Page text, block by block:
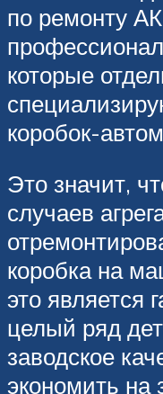
по ремонту
которые
коробок-
Это значит,
случаев
коробка на
это является
целый ряд
заводское
экономить на